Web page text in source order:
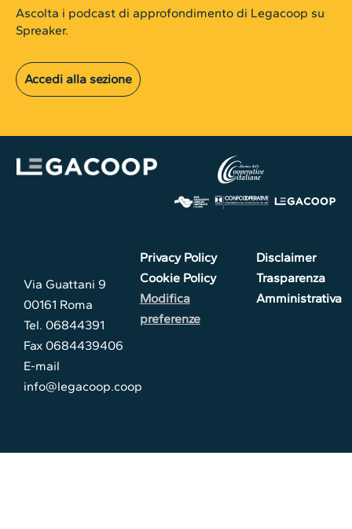
Ascolta i podcast di approfondimento di Legacoop su
Spreaker.
Accedi alla sezione
Via Guattani 9
00161 Roma
Tel. 06844391
Fax 0684439406
E-mail
info@legacoop.coop
Privacy Policy
Cookie Policy
Modifica
preferenze
Disclaimer
Trasparenza
Amministrativa